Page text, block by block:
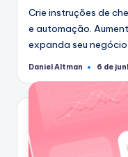
Crie instruções de
e automação.
expanda seu
Postado
Daniel Altman 6 de